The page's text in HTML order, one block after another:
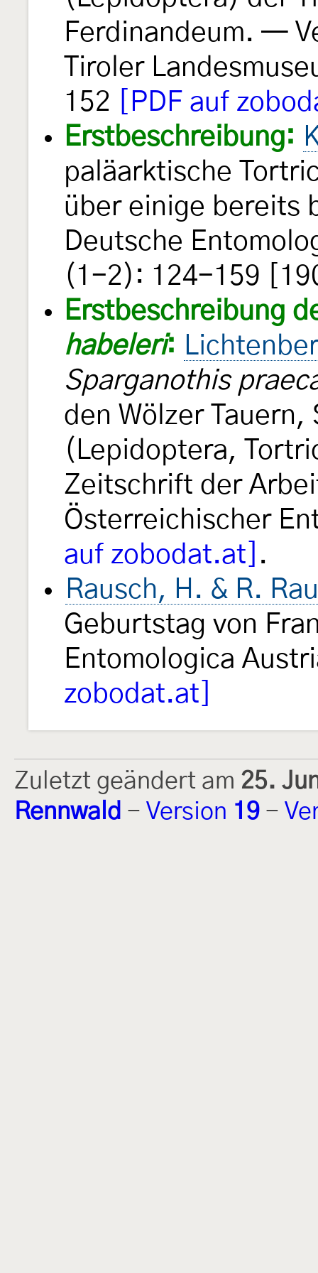
Ferdinandeum. —
Tiroler
152
[PDF auf
Erstbeschreibung:
paläarktische
über einige bereits
Deutsche
(1-2): 124-159
Erstbeschreibung
habeleri:
Sparganothis
den Wölzer
(Lepidoptera,
Zeitschrift der
Österreichischer
auf zobodat.at] .
Rausch, H. & R.
Geburtstag von
Entomologica
zobodat.at]
Zuletzt geändert am 25.
Rennwald - Version 19 -